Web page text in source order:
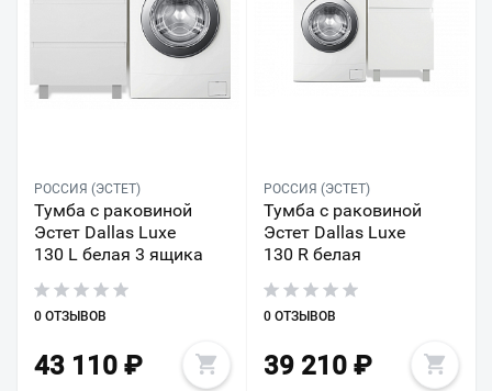
РОССИЯ (ЭСТЕТ)
Тумба с раковиной
Эстет Dallas Luxe
130 L белая 3 ящика
0 ОТЗЫВОВ
43 110 ₽
РОССИЯ (ЭСТЕТ)
Тумба с раковиной
Эстет Dallas Luxe
130 R белая
0 ОТЗЫВОВ
39 210₽